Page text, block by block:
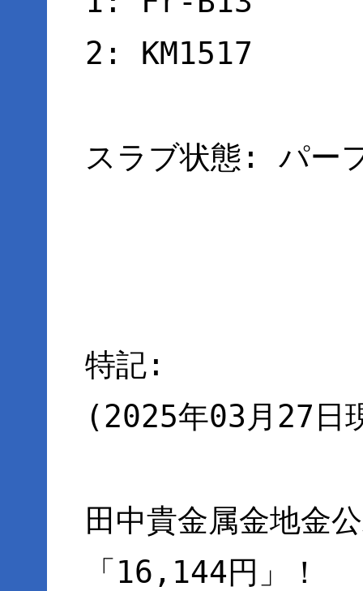
2: KM1517
スラブ状態: パー
特記:
(2025年03月27日
田中貴金属金地金
「16,144円」！